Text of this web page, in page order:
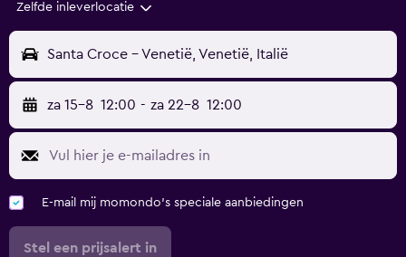
Zelfde inleverlocatie
Santa Croce - Venetië, Venetië, Italië
za 15-8 12:00 - za 22-8 12:00
E-mail mij momondo's speciale aanbiedingen
Stel een prijsalert in